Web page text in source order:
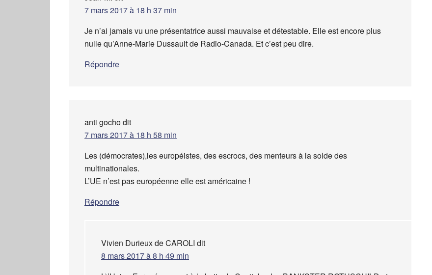
7 mars 2017 à 18 h 37 min
Je n’ai jamais vu une présentatrice aussi mauvaise et détestable. Elle est encore plus
nulle qu’Anne-Marie Dussault de Radio-Canada. Et c’est peu dire.
Répondre
anti gochodit
7 mars 2017 à 18 h 58 min
Les (démocrates),les européistes, des escrocs, des menteurs à la solde des
multinationales.
L’UE n’est pas européenne elle est américaine !
Répondre
Vivien Durieux de CAROLI dit
8 mars 2017 à 8 h 49 min